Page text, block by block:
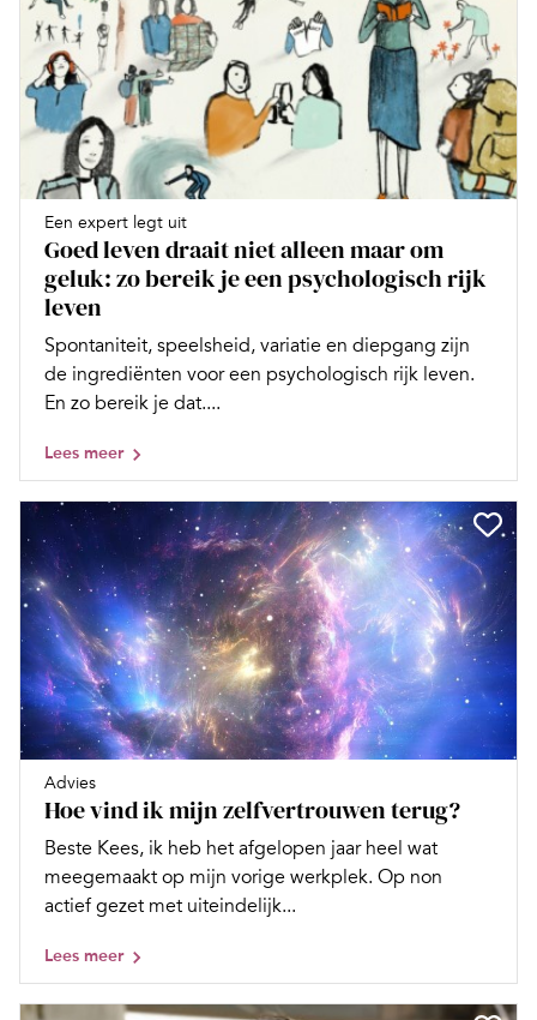
Een expert legt uit
Goed leven draait niet alleen maar om
geluk: zo bereik je een psychologisch rijk
leven
Spontaniteit, speelsheid, variatie en diepgang zijn
de ingrediënten voor een psychologisch rijk leven.
En zo bereik je dat....
Lees meer
Advies
Hoe vind ik mijn zelfvertrouwen terug?
Beste Kees, ik heb het afgelopen jaar heel wat
meegemaakt op mijn vorige werkplek. Op non
actief gezet met uiteindelijk...
Lees meer